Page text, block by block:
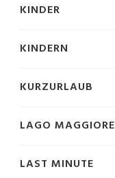
KINDER
KINDERN
KURZURLAUB
LAGO MAGGIORE
LAST MINUTE